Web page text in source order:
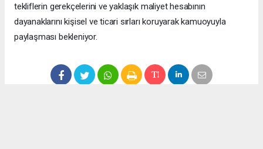
tekliflerin gerekçelerini ve yaklaşık maliyet hesabının
dayanaklarını kişisel ve ticari sırları koruyarak kamuoyuyla
paylaşması bekleniyor.